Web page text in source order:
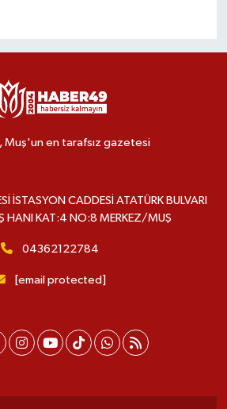
Muş'un en tarafsız gazetesi
İSTASYON CADDESİ ATATÜRK BULVARI
HANI KAT:4 NO:8 MERKEZ/MUŞ
04362122784
[email protected]